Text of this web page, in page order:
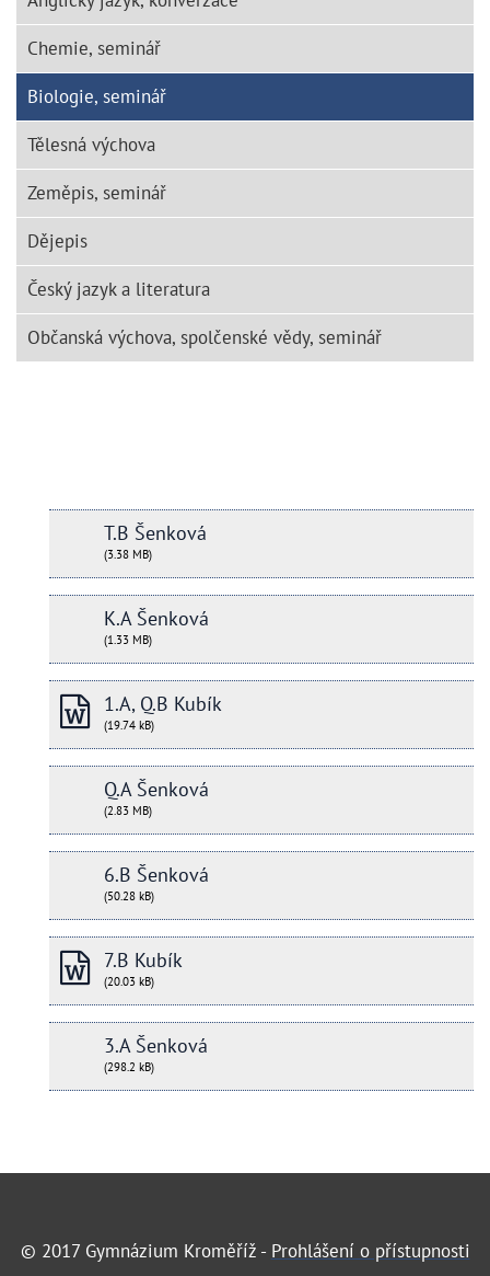
Chemie, seminář
Biologie, seminář
Tělesná výchova
Zeměpis, seminář
Dějepis
Český jazyk a literatura
Občanská výchova, spolčenské vědy, seminář
T.B Šenková
(3.38 MB)
K.A Šenková
(1.33 MB)
1.A, Q.B Kubík
(19.74 kB)
Q.A Šenková
(2.83 MB)
6.B Šenková
(50.28 kB)
7.B Kubík
(20.03 kB)
3.A Šenková
(298.2 kB)
© 2017 Gymnázium Kroměříž - Prohlášení o přístupnosti